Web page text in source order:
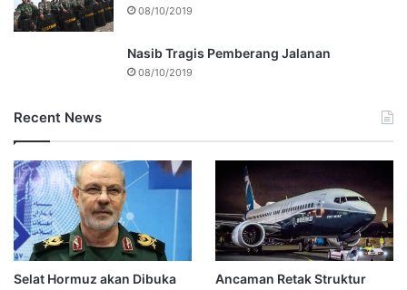
08/10/2019
Nasib Tragis Pemberang Jalanan
08/10/2019
Recent News
Selat Hormuz akan Dibuka
Ancaman Retak Struktur